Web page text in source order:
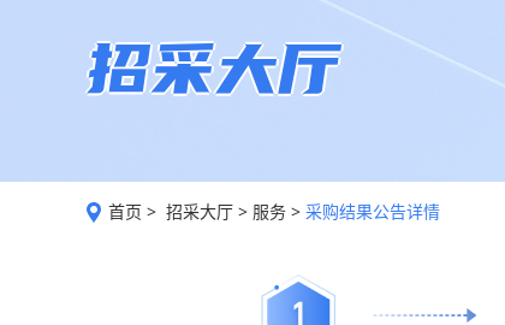
招采大厅
首页 > 招采大厅 > 服务 > 采购结果公告详情
1